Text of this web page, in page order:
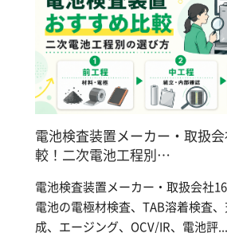
電池検査装置メーカー・取扱
較！二次電池工程別…
電池検査装置メーカー・取扱会社
電池の電極材検査、TAB溶着検査
成、エージング、OCV/IR、電池評...